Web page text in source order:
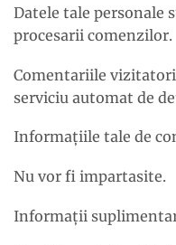
Datele tale personale
procesarii comenzilor.
Comentariile
serviciu automat de
Informațiile tale de
Nu vor fi impartasite.
Informații